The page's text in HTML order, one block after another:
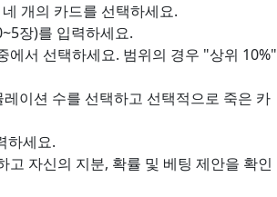
개의 카드를 선택하세요.
장)를 입력하세요.
서 선택하세요. 범위의 경우 "상위 10%"
이션 수를 선택하고 선택적으로 죽은 카
하세요.
자신의 지분, 확률 및 베팅 제안을 확인